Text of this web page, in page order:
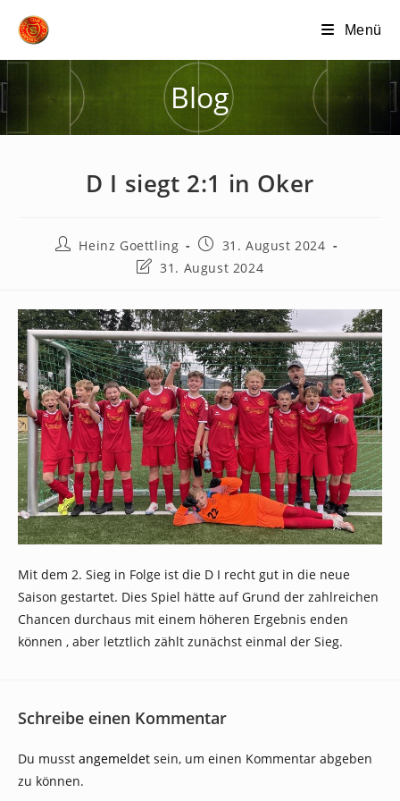
Inhalt
Menü
Blog
D I siegt 2:1 in Oker
Beitrags-
Heinz Goettling
Beitrag
veröffentlicht:
31. August 2024
Beitrag
am:
31. August 2024
Mit dem 2. Sieg in Folge ist die D I recht gut in die neue
Saison gestartet. Dies Spiel hätte auf Grund der zahlreichen
Chancen durchaus mit einem höheren Ergebnis enden
können , aber letztlich zählt zunächst einmal der Sieg.
Schreibe einen Kommentar
Du musst angemeldet sein, um einen Kommentar abgeben
zu können.